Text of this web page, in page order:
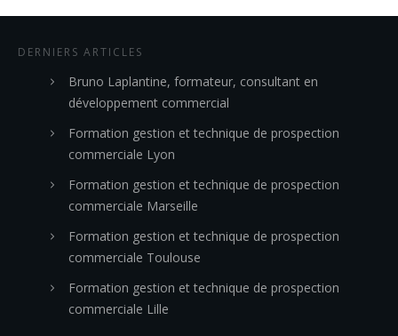
DERNIERS ARTICLES
Bruno Laplantine, formateur, consultant en
développement commercial
Formation gestion et technique de prospection
commerciale Lyon
Formation gestion et technique de prospection
commerciale Marseille
Formation gestion et technique de prospection
commerciale Toulouse
Formation gestion et technique de prospection
commerciale Lille